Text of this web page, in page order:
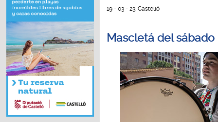
19 - 03 - 23, Castelló
Mascletá del sábado